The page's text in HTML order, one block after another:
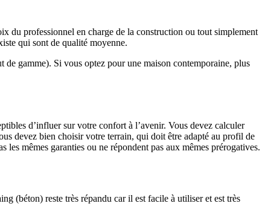
du professionnel en charge de la construction ou tout simplement
qui sont de qualité moyenne.
gamme). Si vous optez pour une maison contemporaine, plus
d’influer sur votre confort à l’avenir. Vous devez calculer
devez bien choisir votre terrain, qui doit être adapté au profil de
mêmes garanties ou ne répondent pas aux mêmes prérogatives.
(béton) reste très répandu car il est facile à utiliser et est très